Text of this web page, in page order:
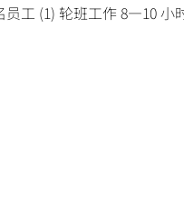
工 (1) 轮班工作 8—10 小